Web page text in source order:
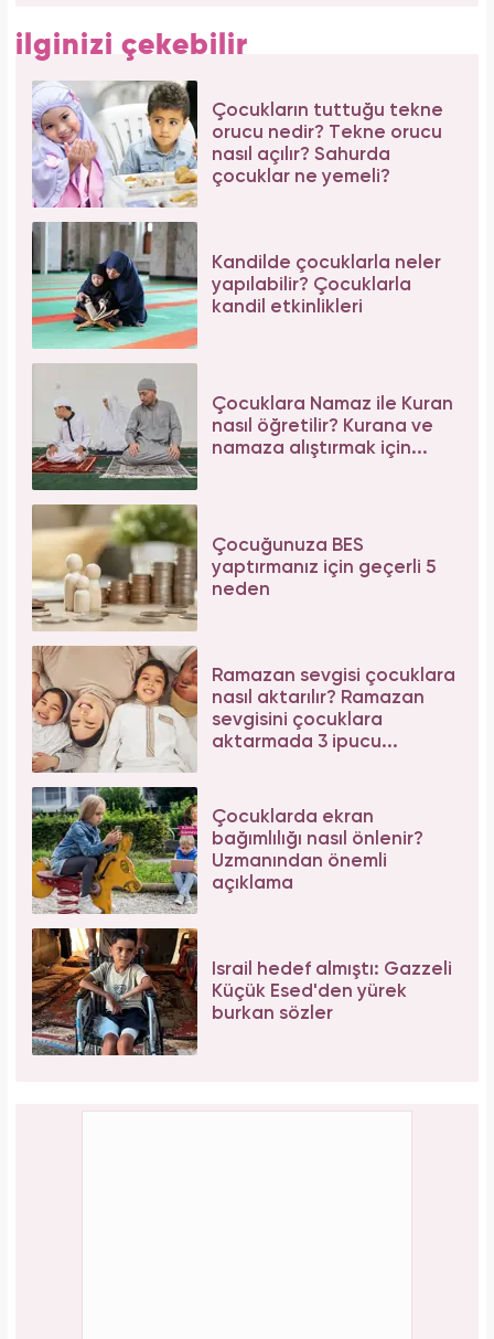
Serenay Sarıkaya, Feyza Civelek ve Blok3
dahil 8 kişinin uyuşturucu test sonucu belli
oldu!
Galatasaray'ın yıldız oyuncusu Mauro Icardi
ile Wanda Nara'nın nafaka davasında karar
çıktı!
Bağcılar'da 06.06.2026 yoğunluğu: 54 çift
"Evet" demek için sıraya girdi!